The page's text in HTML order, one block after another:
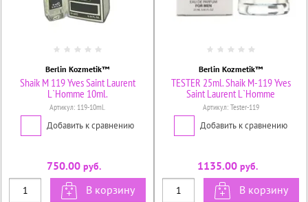
Berlin Kozmetik™
Shaik M 119 Yves Saint Laurent
L`Homme 10ml.
Артикул: 119-10ml.
Добавить к сравнению
750.00 руб.
В корзину
Berlin Kozmetik™
TESTER 25ml. Shaik M-119 Yves
Saint Laurent L`Homme
Артикул:Tester-119
Добавить к сравнению
1135.00руб.
В корзину